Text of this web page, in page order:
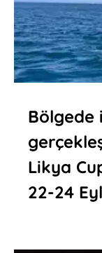
Bölgede
Likya
22-24